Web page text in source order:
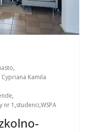
,
Kamila
,
nr 1 ,studenci,WSPA